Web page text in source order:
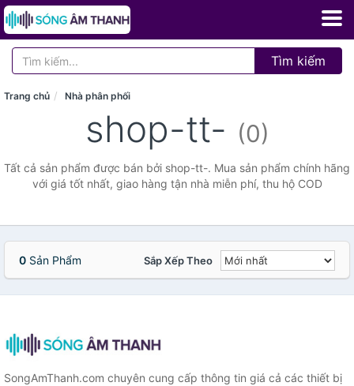
Tìm kiếm
Trang chủ Nhà phân phối
shop-tt- (0)
Tất cả sản phẩm được bán bởi shop-tt-. Mua sản phẩm chính hãng
với giá tốt nhất, giao hàng tận nhà miễn phí, thu hộ COD
0 Sản Phẩm Sắp Xếp Theo
SongAmThanh.com chuyên cung cấp thông tin giá cả các thiết bị